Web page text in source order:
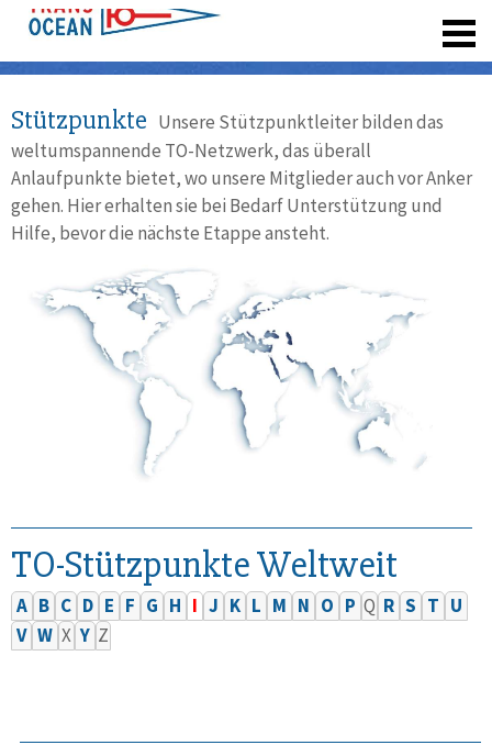
Stützpunkte Unsere Stützpunktleiter bilden das
weltumspannende TO-Netzwerk, das überall
Anlaufpunkte bietet, wo unsere Mitglieder auch vor Anker
gehen. Hier erhalten sie bei Bedarf Unterstützung und
Hilfe, bevor die nächste Etappe ansteht.
TO-Stützpunkte Weltweit
A B C D E F G H I J K L M N O P Q R S T U
V W X Y Z